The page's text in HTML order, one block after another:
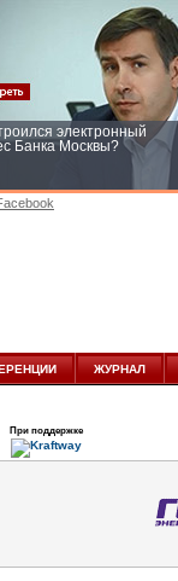
электронный
Банка Москвы?
ЖУРНАЛ
При поддержке